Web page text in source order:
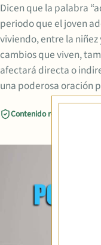
Dicen que la palabra
periodo que el joven
viviendo, entre la
cambios que viven,
afectará directa o
una poderosa oración
Contenido revisado